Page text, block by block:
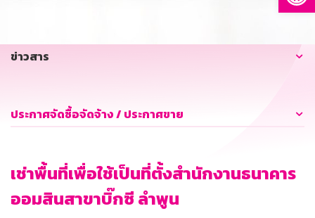
ข่าวสาร
ประกาศจัดซื้อจัดจ้าง / ประกาศขาย
เช่าพื้นที่เพื่อใช้เป็นที่ตั้งสำนักงานธนาคาร
ออมสินสาขาบิ๊กซี ลำพูน